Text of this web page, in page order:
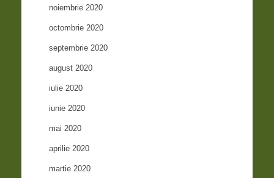
noiembrie 2020
octombrie 2020
septembrie 2020
august 2020
iulie 2020
iunie 2020
mai 2020
aprilie 2020
martie 2020